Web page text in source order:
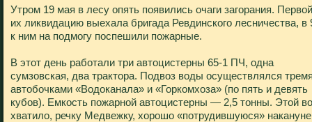
Утром 19 мая в лесу опять появились очаги загорания.
их ликвидацию выехала бригада Ревдинского лесничества, в
к ним на подмогу поспешили пожарные.
В этот день работали три автоцистерны 65-1 ПЧ, одна
сумзовская, два трактора. Подвоз воды осуществлялся
автобочками «Водоканала» и «Горкомхоза» (по пять и девять
кубов). Емкость пожарной автоцистерны — 2,5 тонны. Этой
хватило, речку Медвежку, хорошо «потрудившуюся»